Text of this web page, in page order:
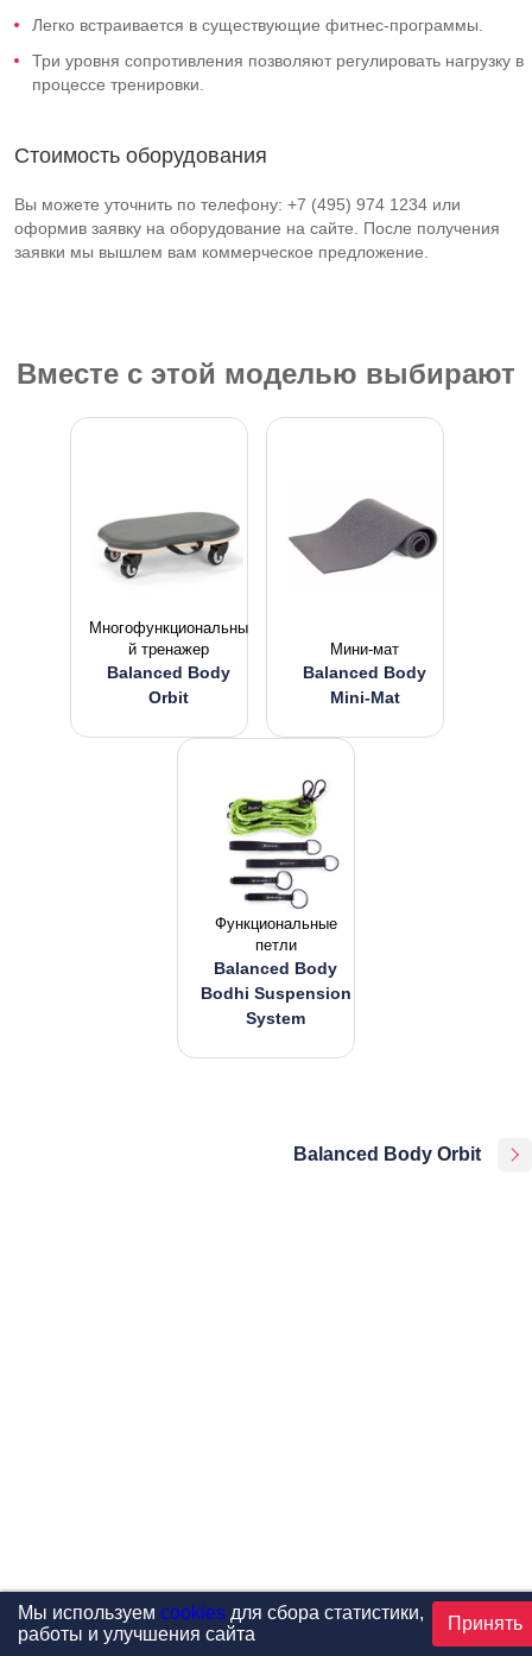
Легко встраивается в существующие фитнес-программы.
Три уровня сопротивления позволяют регулировать нагрузку в
процессе тренировки.
Стоимость оборудования
Вы можете уточнить по телефону: +7 (495) 974 1234 или
оформив заявку на оборудование на сайте. После получения
заявки мы вышлем вам коммерческое предложение.
Вместе с этой моделью выбирают
Многофункциональны
й тренажер
Balanced Body
Orbit
Мини-мат
Balanced Body
Mini-Mat
Функциональные
петли
Balanced Body
Bodhi Suspension
System
Balanced Body Orbit
Мы используем cookiesдля сбора статистики,
работы и улучшения сайта
Принять